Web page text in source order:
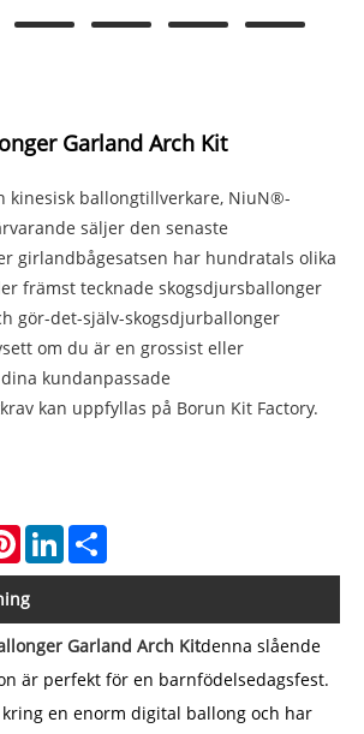
Garland Arch Kit
kinesisk ballongtillverkare, NiuN®-
säljer den senaste
girlandbågesatsen har hundratals olika
främst tecknade skogsdjursballonger
gör-det-själv-skogsdjurballonger
om du är en grossist eller
kundanpassade
kan uppfyllas på Borun Kit Factory.
PinterestLinkedIn
Garland Arch Kitdenna slående
är perfekt för en barnfödelsedagsfest.
en enorm digital ballong och har